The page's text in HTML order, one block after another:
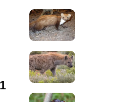
1. «پاقا» نىڭ ئومۇمىي تونۇشتۇرۇلۇشى